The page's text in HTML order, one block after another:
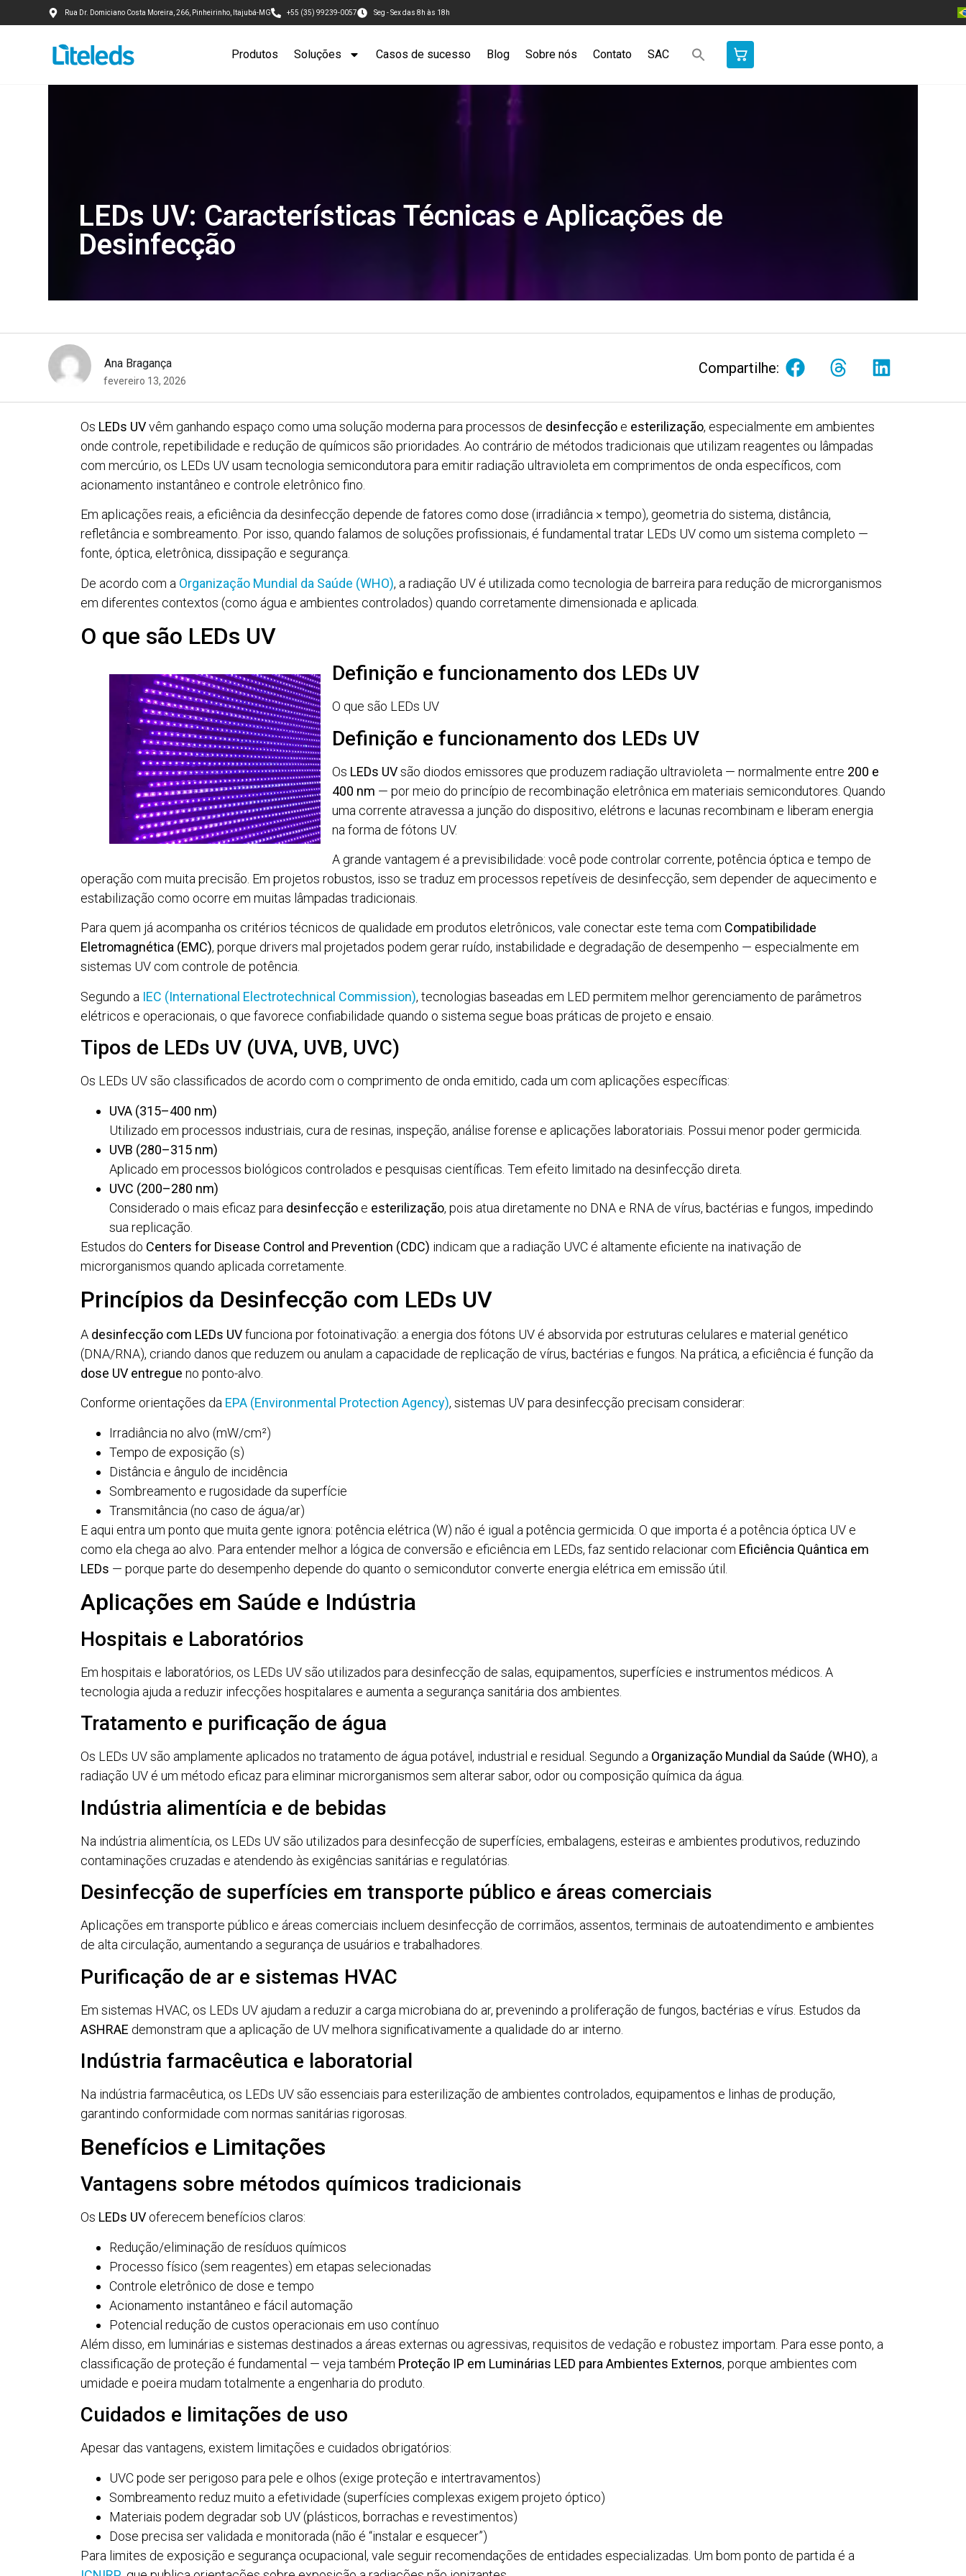
Rua Dr. Domiciano Costa Moreira, 266, Pinheirinho, Itajubá-MG +55 (35) 99239-0057 Seg - Sex das 8h às 18h
Produtos Soluções Casos de sucesso Blog Sobre nós Contato SAC
LEDs UV: Características Técnicas e Aplicações de
Desinfecção
Ana Bragança
fevereiro 13, 2026
Compartilhe:
Os LEDs UVvêm ganhando espaço como uma solução moderna para processos de desinfecção e esterilização, especialmente em ambientes
onde controle, repetibilidade e redução de químicos são prioridades. Ao contrário de métodos tradicionais que utilizam reagentes ou lâmpadas
com mercúrio, os LEDs UV usam tecnologia semicondutora para emitir radiação ultravioleta em comprimentos de onda específicos, com
acionamento instantâneo e controle eletrônico fino.
Em aplicações reais, a eficiência da desinfecção depende de fatores como dose (irradiância × tempo), geometria do sistema, distância,
refletância e sombreamento. Por isso, quando falamos de soluções profissionais, é fundamental tratar LEDs UV como um sistema completo —
fonte, óptica, eletrônica, dissipação e segurança.
De acordo com a Organização Mundial da Saúde (WHO), a radiação UV é utilizada como tecnologia de barreira para redução de microrganismos
em diferentes contextos (como água e ambientes controlados) quando corretamente dimensionada e aplicada.
O que são LEDs UV
Definição e funcionamento dos LEDs UV
O que são LEDs UV
Definição e funcionamento dos LEDs UV
Os LEDs UVsão diodos emissores que produzem radiação ultravioleta — normalmente entre 200 e
400 nm — por meio do princípio de recombinação eletrônica em materiais semicondutores. Quando
uma corrente atravessa a junção do dispositivo, elétrons e lacunas recombinam e liberam energia
na forma de fótons UV.
A grande vantagem é a previsibilidade: você pode controlar corrente, potência óptica e tempo de
operação com muita precisão. Em projetos robustos, isso se traduz em processos repetíveis de desinfecção, sem depender de aquecimento e
estabilização como ocorre em muitas lâmpadas tradicionais.
Para quem já acompanha os critérios técnicos de qualidade em produtos eletrônicos, vale conectar este tema com Compatibilidade
Eletromagnética (EMC), porque drivers mal projetados podem gerar ruído, instabilidade e degradação de desempenho — especialmente em
sistemas UV com controle de potência.
Segundo a IEC (International Electrotechnical Commission), tecnologias baseadas em LED permitem melhor gerenciamento de parâmetros
elétricos e operacionais, o que favorece confiabilidade quando o sistema segue boas práticas de projeto e ensaio.
Tipos de LEDs UV (UVA, UVB, UVC)
Os LEDs UV são classificados de acordo com o comprimento de onda emitido, cada um com aplicações específicas:
UVA (315–400 nm)
Utilizado em processos industriais, cura de resinas, inspeção, análise forense e aplicações laboratoriais. Possui menor poder germicida.
UVB (280–315 nm)
Aplicado em processos biológicos controlados e pesquisas científicas. Tem efeito limitado na desinfecção direta.
UVC (200–280 nm)
Considerado o mais eficaz para desinfecção e esterilização, pois atua diretamente no DNA e RNA de vírus, bactérias e fungos, impedindo
sua replicação.
Estudos do Centers for Disease Control and Prevention (CDC) indicam que a radiação UVC é altamente eficiente na inativação de
microrganismos quando aplicada corretamente.
Princípios da Desinfecção com LEDs UV
A desinfecção com LEDs UVfunciona por fotoinativação: a energia dos fótons UV é absorvida por estruturas celulares e material genético
(DNA/RNA), criando danos que reduzem ou anulam a capacidade de replicação de vírus, bactérias e fungos. Na prática, a eficiência é função da
dose UV entregue no ponto-alvo.
Conforme orientações da EPA (Environmental Protection Agency), sistemas UV para desinfecção precisam considerar:
Irradiância no alvo (mW/cm²)
Tempo de exposição (s)
Distância e ângulo de incidência
Sombreamento e rugosidade da superfície
Transmitância (no caso de água/ar)
E aqui entra um ponto que muita gente ignora: potência elétrica (W) não é igual a potência germicida. O que importa é a potência óptica UV e
como ela chega ao alvo. Para entender melhor a lógica de conversão e eficiência em LEDs, faz sentido relacionar com Eficiência Quântica em
LEDs — porque parte do desempenho depende do quanto o semicondutor converte energia elétrica em emissão útil.
Aplicações em Saúde e Indústria
Hospitais e Laboratórios
Em hospitais e laboratórios, os LEDs UV são utilizados para desinfecção de salas, equipamentos, superfícies e instrumentos médicos. A
tecnologia ajuda a reduzir infecções hospitalares e aumenta a segurança sanitária dos ambientes.
Tratamento e purificação de água
Os LEDs UV são amplamente aplicados no tratamento de água potável, industrial e residual. Segundo a Organização Mundial da Saúde (WHO), a
radiação UV é um método eficaz para eliminar microrganismos sem alterar sabor, odor ou composição química da água.
Indústria alimentícia e de bebidas
Na indústria alimentícia, os LEDs UV são utilizados para desinfecção de superfícies, embalagens, esteiras e ambientes produtivos, reduzindo
contaminações cruzadas e atendendo às exigências sanitárias e regulatórias.
Desinfecção de superfícies em transporte público e áreas comerciais
Aplicações em transporte público e áreas comerciais incluem desinfecção de corrimãos, assentos, terminais de autoatendimento e ambientes
de alta circulação, aumentando a segurança de usuários e trabalhadores.
Purificação de ar e sistemas HVAC
Em sistemas HVAC, os LEDs UV ajudam a reduzir a carga microbiana do ar, prevenindo a proliferação de fungos, bactérias e vírus. Estudos da
ASHRAE demonstram que a aplicação de UV melhora significativamente a qualidade do ar interno.
Indústria farmacêutica e laboratorial
Na indústria farmacêutica, os LEDs UV são essenciais para esterilização de ambientes controlados, equipamentos e linhas de produção,
garantindo conformidade com normas sanitárias rigorosas.
Benefícios e Limitações
Vantagens sobre métodos químicos tradicionais
Os LEDs UV oferecem benefícios claros:
Redução/eliminação de resíduos químicos
Processo físico (sem reagentes) em etapas selecionadas
Controle eletrônico de dose e tempo
Acionamento instantâneo e fácil automação
Potencial redução de custos operacionais em uso contínuo
Além disso, em luminárias e sistemas destinados a áreas externas ou agressivas, requisitos de vedação e robustez importam. Para esse ponto, a
classificação de proteção é fundamental — veja também Proteção IP em Luminárias LED para Ambientes Externos, porque ambientes com
umidade e poeira mudam totalmente a engenharia do produto.
Cuidados e limitações de uso
Apesar das vantagens, existem limitações e cuidados obrigatórios:
UVC pode ser perigoso para pele e olhos (exige proteção e intertravamentos)
Sombreamento reduz muito a efetividade (superfícies complexas exigem projeto óptico)
Materiais podem degradar sob UV (plásticos, borrachas e revestimentos)
Dose precisa ser validada e monitorada (não é “instalar e esquecer”)
Para limites de exposição e segurança ocupacional, vale seguir recomendações de entidades especializadas. Um bom ponto de partida é a